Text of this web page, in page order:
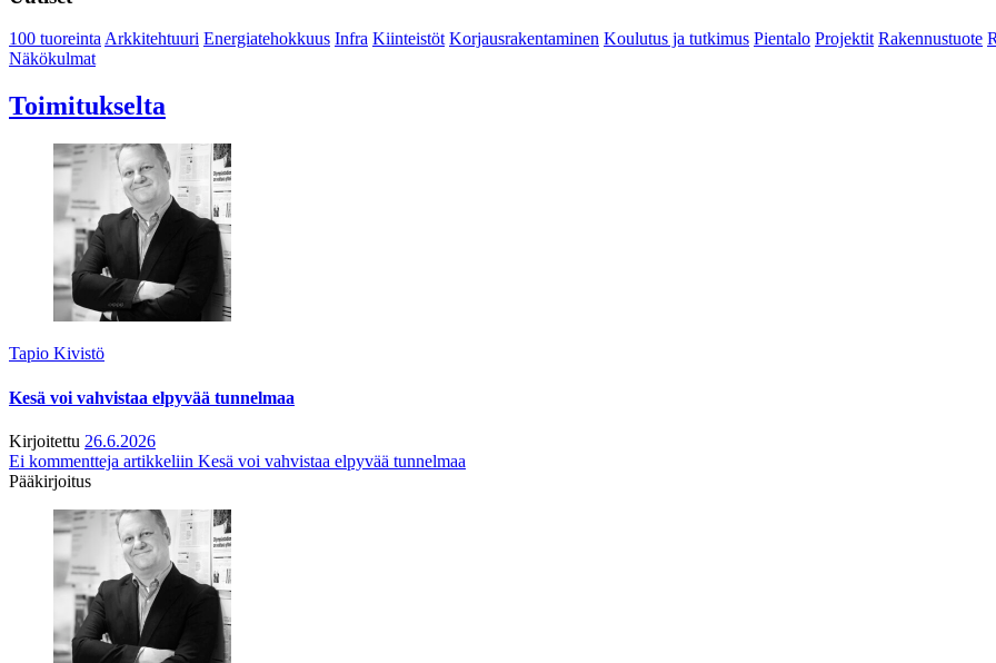
100 tuoreintaArkkitehtuuri Energiatehokkuus Infra Kiinteistöt Korjausrakentaminen Koulutus ja tutkimus Pientalo Projektit Rakennustuote
Näkökulmat
Toimitukselta
Tapio Kivistö
Kesä voi vahvistaa elpyvää tunnelmaa
Kirjoitettu 26.6.2026
Ei kommentteja artikkeliin Kesä voi vahvistaa elpyvää tunnelmaa
Pääkirjoitus